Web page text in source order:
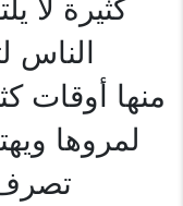
كثيرة لا
الناس
منها أوقات
لمروها
تصرف